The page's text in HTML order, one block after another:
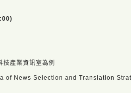
產業資訊室為例
of News Selection and Translation